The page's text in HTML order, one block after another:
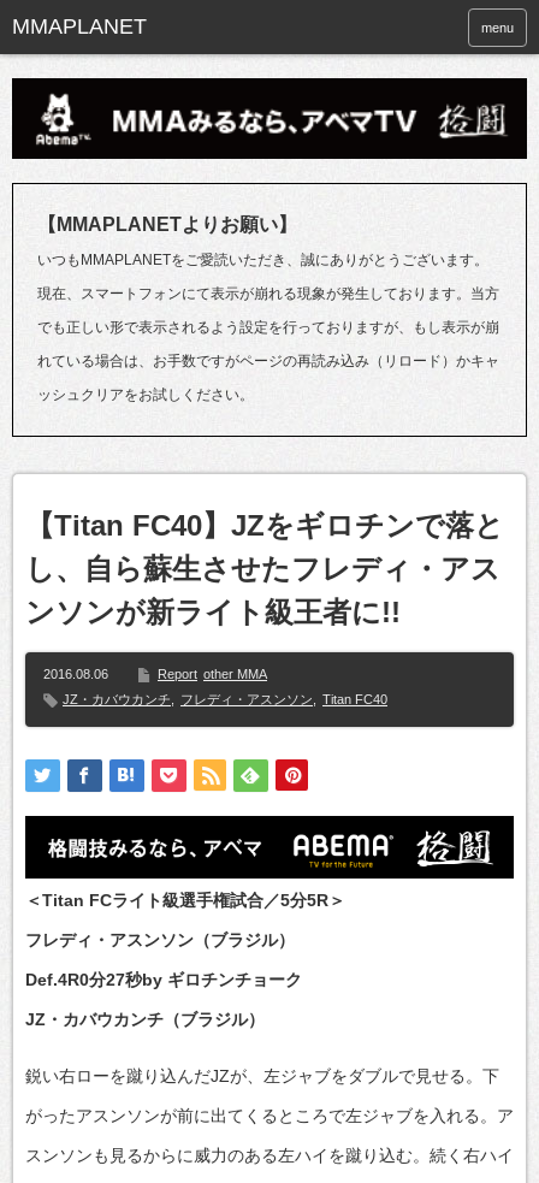
menu
【MMAPLANETよりお願い】
いつもMMAPLANETをご愛読いただき、誠にありがとうございます。
現在、スマートフォンにて表示が崩れる現象が発生しております。当方
でも正しい形で表示されるよう設定を行っておりますが、もし表示が崩
れている場合は、お手数ですがページの再読み込み（リロード）かキャ
ッシュクリアをお試しください。
【Titan FC40】JZをギロチンで落と
し、自ら蘇生させたフレディ・アス
ンソンが新ライト級王者に!!
2016.08.06 Report other MMA
JZ・カバウカンチ
フレディ・アスンソン Titan FC40
＜Titan FCライト級選手権試合／5分5R＞
フレディ・アスンソン（ブラジル）
Def.4R0分27秒by ギロチンチョーク
JZ・カバウカンチ（ブラジル）
鋭い右ローを蹴り込んだJZが、左ジャブをダブルで見せる。下
がったアスンソンが前に出てくるところで左ジャブを入れる。ア
スンソンも見るからに威力のある左ハイを蹴り込む。続く右ハイ